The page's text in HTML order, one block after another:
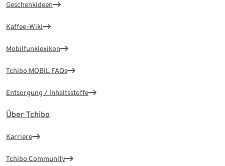
Geschenkideen
Kaffee-Wiki
Mobilfunklexikon
Tchibo MOBIL FAQs
Entsorgung / Inhaltsstoffe
Über Tchibo
Karriere
Tchibo Community